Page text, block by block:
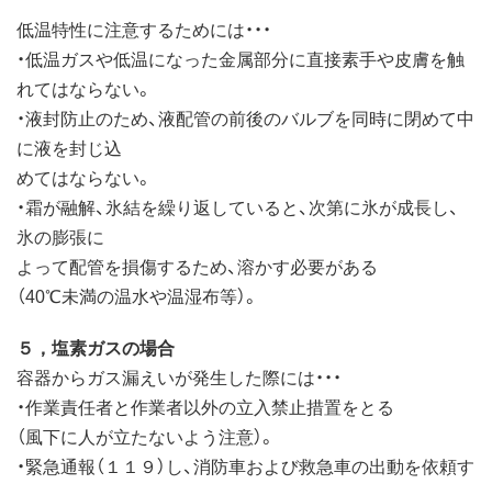
低温特性に注意するためには・・・
・低温ガスや低温になった金属部分に直接素手や皮膚を触
れてはならない。
・液封防止のため、液配管の前後のバルブを同時に閉めて中
に液を封じ込
めてはならない。
・霜が融解、氷結を繰り返していると、次第に氷が成長し、
氷の膨張に
よって配管を損傷するため、溶かす必要がある
（40℃未満の温水や温湿布等）。
５，塩素ガスの場合
容器からガス漏えいが発生した際には・・・
・作業責任者と作業者以外の立入禁止措置をとる
（風下に人が立たないよう注意）。
・緊急通報（１１９）し、消防車および救急車の出動を依頼す